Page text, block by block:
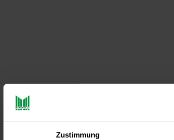
Zustimmung